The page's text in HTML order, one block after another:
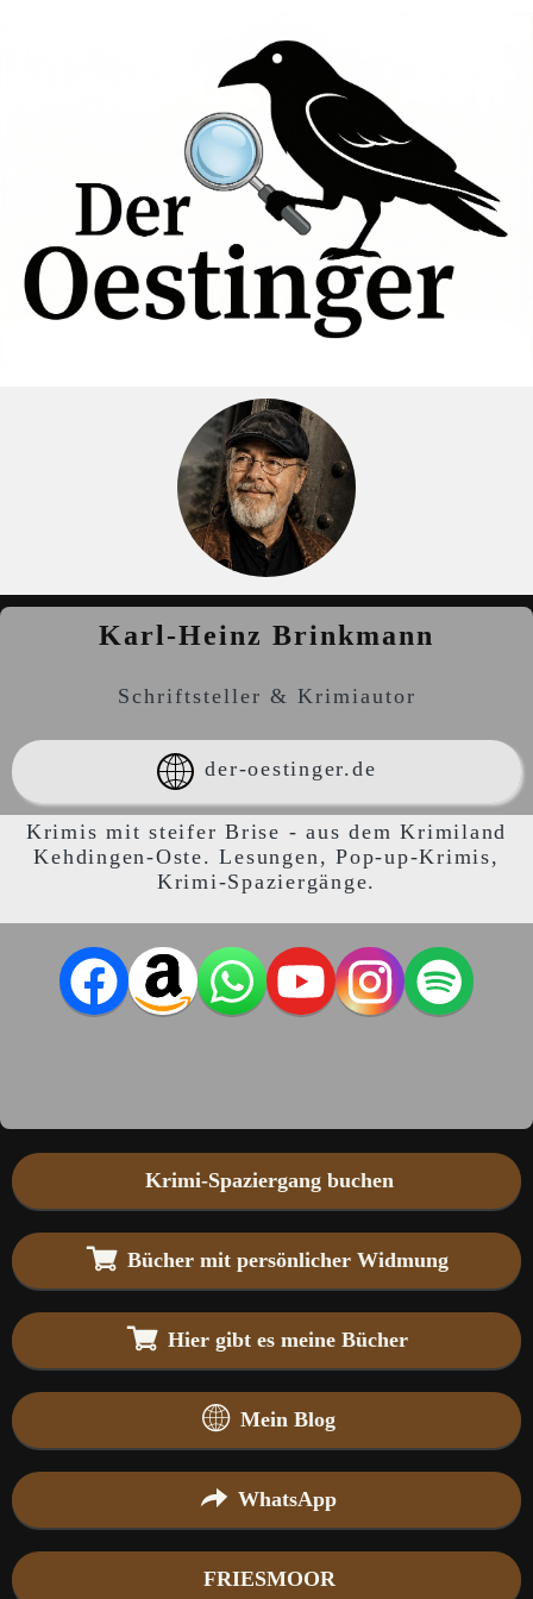
Karl-Heinz Brinkmann
Schriftsteller & Krimiautor
der-oestinger.de
Krimis mit steifer Brise - aus dem Krimiland
Kehdingen-Oste. Lesungen, Pop-up-Krimis,
Krimi-Spaziergänge.
Krimi-Spaziergang buchen
Bücher mit persönlicher Widmung
Hier gibt es meine Bücher
Mein Blog
WhatsApp
FRIESMOOR